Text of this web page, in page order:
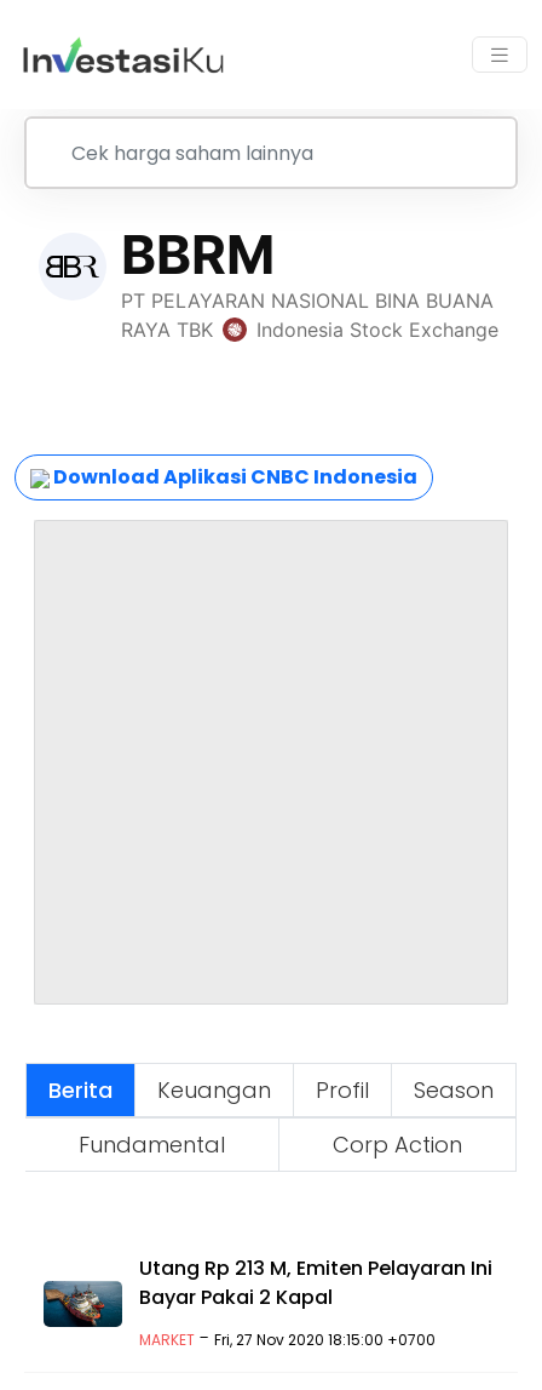
Download Aplikasi CNBC Indonesia
Berita Keuangan Profil
Season
Fundamental
Corp Action
Utang Rp 213 M, Emiten Pelayaran Ini
Bayar Pakai 2 Kapal
MARKET -Fri, 27 Nov 2020 18:15:00 +0700